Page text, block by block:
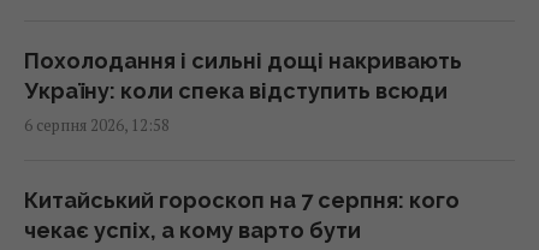
Не завжди про ввічливість: ось що
приховують люди, які дякують за кожну
Похолодання і сильні дощі накривають
Україну: коли спека відступить всюди
6 серпня 2026, 12:58
Китайський гороскоп на 7 серпня: кого
чекає успіх, а кому варто бути